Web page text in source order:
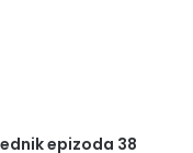
epizoda 38